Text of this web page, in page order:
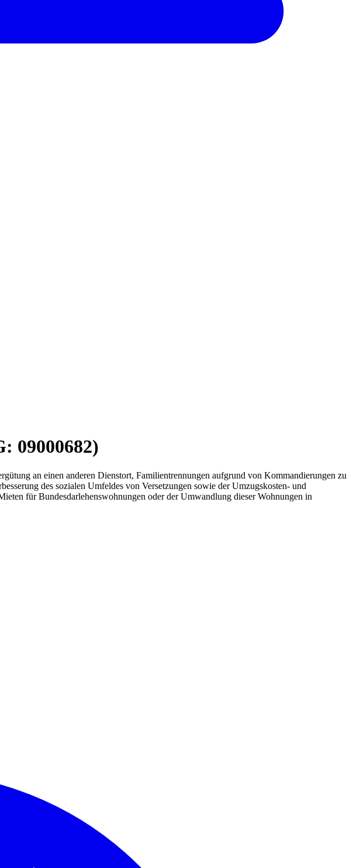
09000682)
an einen anderen Dienstort, Familientrennungen aufgrund von Kommandierungen zu
des sozialen Umfeldes von Versetzungen sowie der Umzugskosten- und
für Bundesdarlehenswohnungen oder der Umwandlung dieser Wohnungen in